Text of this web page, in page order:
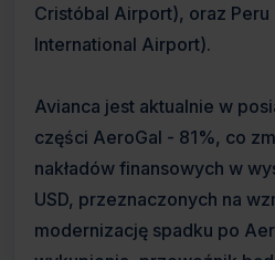
Cristóbal Airport), oraz
International Airport).
Avianca jest aktualnie w
części AeroGal - 81%, co
nakładów finansowych w
USD, przeznaczonych na
modernizację spadku po